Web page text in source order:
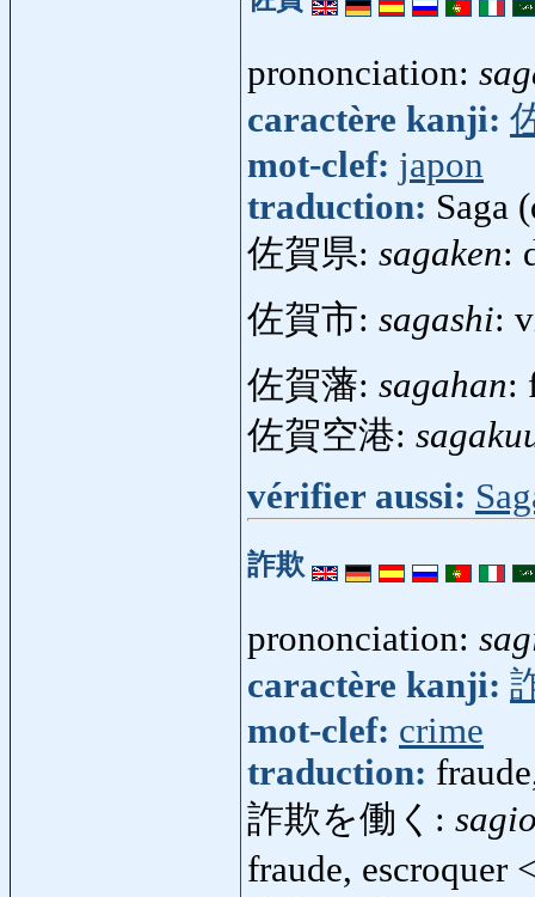
prononciation:
caractère kanji:
mot-clef: japon
traduction: Saga
佐賀県: sagaken:
佐賀市: sagashi:
佐賀藩: sagahan:
佐賀空港:
vérifier aussi:
詐欺
prononciation:
caractère kanji:
mot-clef: crime
traduction:
詐欺を働く:
fraude, escroquer